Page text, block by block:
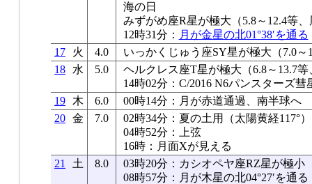
海の日
みずがめ座R星が極大（5.8～12.4等、
12時31分： 月が金星の北01°38′を通る
17
火 4.0
いっかくじゅう座SY星が極大（7.0～
18
水 5.0
ヘルクレス座T星が極大（6.8～13.7等
14時02分：C/2016 N6パンスターズ
19
木 6.0
00時14分：月が赤道通過、南半球へ
20 金 7.0
02時34分：夏の土用（太陽黄経117°）
04時52分：上弦
16時：月面Xが見える
21
土 8.0
03時20分：カシオペヤ座RZ星が極小
08時57分：月が木星の北04°27′を通る